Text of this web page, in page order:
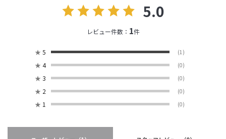
5.0
レビュー件数： 1件
★ 5 (1)
★ 4 (0)
★ 3 (0)
★ 2 (0)
★ 1 (0)